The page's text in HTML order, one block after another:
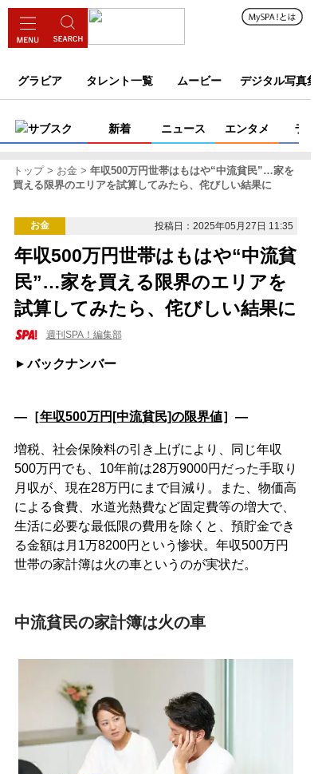
グラビア タレント一覧 ムービー デジタル写真集
サブスク 新着 ニュース エンタメ ライフ
トップ お金
年収500万円世帯はもはや“中流貧民”…家を
買える限界のエリアを試算してみたら、侘びしい結果に
お金 投稿日：2025年05月27日 11:35
年収500万円世帯はもはや“中流貧
民”…家を買える限界のエリアを
試算してみたら、侘びしい結果に
週刊SPA！編集部
バックナンバー
―［年収500万円[中流貧民]の限界値］―
増税、社会保険料の引き上げにより、同じ年収
500万円でも、10年前は28万9000円だった手取り
月収が、現在28万円にまで目減り。また、物価高
による食費、水道光熱費など固定費等の増大で、
生活に必要な最低限の費用を除くと、預貯金でき
る金額は月1万8200円という惨状。年収500万円
世帯の家計簿は火の車というのが実状だ。
中流貧民の家計簿は火の車